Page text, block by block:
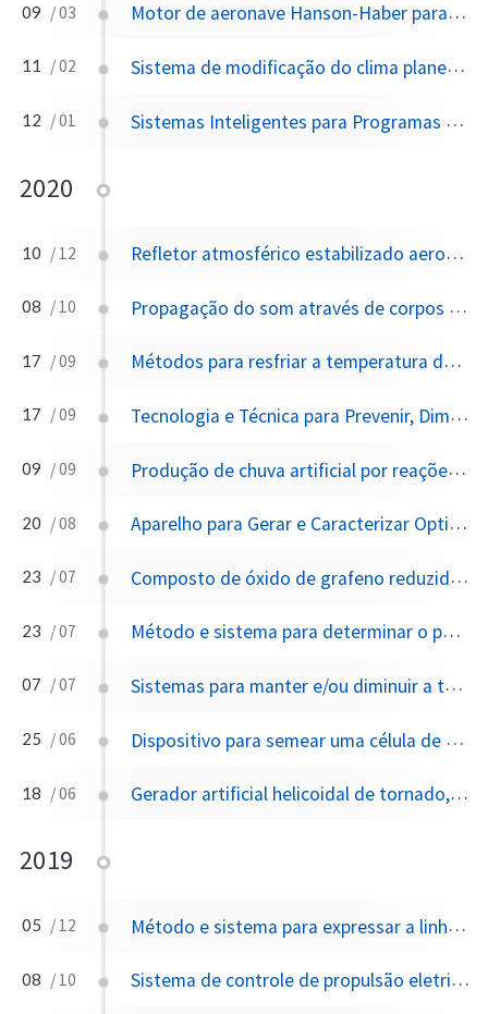
09 / 03 Motor de aeronave Hanson-Haber para a produção de compostos estratosféricos e para a criação de refletividade atmosférica da radiação solar na faixa de 555 nm e para aumentar o empuxo do motor a jato e a economia de combustível por meio da combustão de amônia e subprodutos de amônia
11 / 02 Sistema de modificação do clima planetário
12 / 01 Sistemas Inteligentes para Programas de Modificação Climática
2020
10 / 12 Refletor atmosférico estabilizado aerostaticamente para reduzir a irradiação solar
08 / 10 Propagação do som através de corpos d'água, para gerar e direcionar o vento, com a finalidade de moderar e afetar os padrões climáticos
17 / 09 Métodos para resfriar a temperatura da água usando materiais de alto albedo
17 / 09 Tecnologia e Técnica para Prevenir, Diminuir ou Interferir na Formação de Furacões na Terra a partir de uma ou mais Plataformas no Espaço
09 / 09 Produção de chuva artificial por reações endotérmicas de iniciação a laser de alta potência por meio de sistema de controle remoto de aeronave drone
20 / 08 Aparelho para Gerar e Caracterizar Opticamente um Aerossol
23 / 07 Composto de óxido de grafeno reduzido 3D/Sio 2 para nucleação de gelo
23 / 07 Método e sistema para determinar o potencial de propagação de nuvens
07 / 07 Sistemas para manter e/ou diminuir a temperatura da água usando materiais de alto albedo
25 / 06 Dispositivo para semear uma célula de nuvem
18 / 06 Gerador artificial helicoidal de tornado, furacão, poeira amarela e tufão
2019
05 / 12 Método e sistema para expressar a linha de semeadura de nuvens transportadas pelo ar considerando a água das nuvens
08 / 10 Sistema de controle de propulsão eletricamente assistido para aeronaves